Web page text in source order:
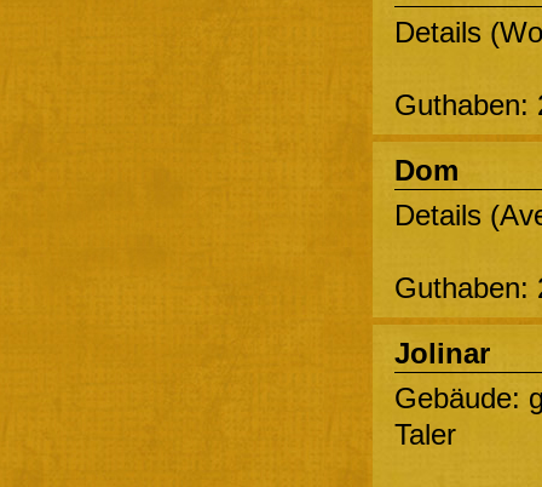
Details
Guthaben:
Dom
Details
Guthaben:
Jolinar
Gebäude:
Taler